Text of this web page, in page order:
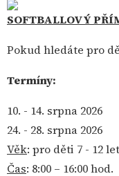
SOFTBALLOVÝ
Pokud hledáte pro
Termíny:
10. - 14. srpna 2026
24. - 28. srpna 2026
Věk: pro děti 7 - 12 let
Čas: 8:00 – 16:00 hod.